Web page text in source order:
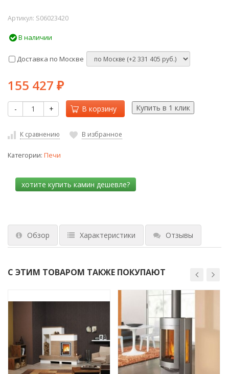
Артикул: S06023420
В наличии
Доставка по Москве
155 427 ₽
- + В корзину
К сравнению В избранное
Категории: Печи
Обзор Характеристики Отзывы
С ЭТИМ ТОВАРОМ ТАКЖЕ ПОКУПАЮТ